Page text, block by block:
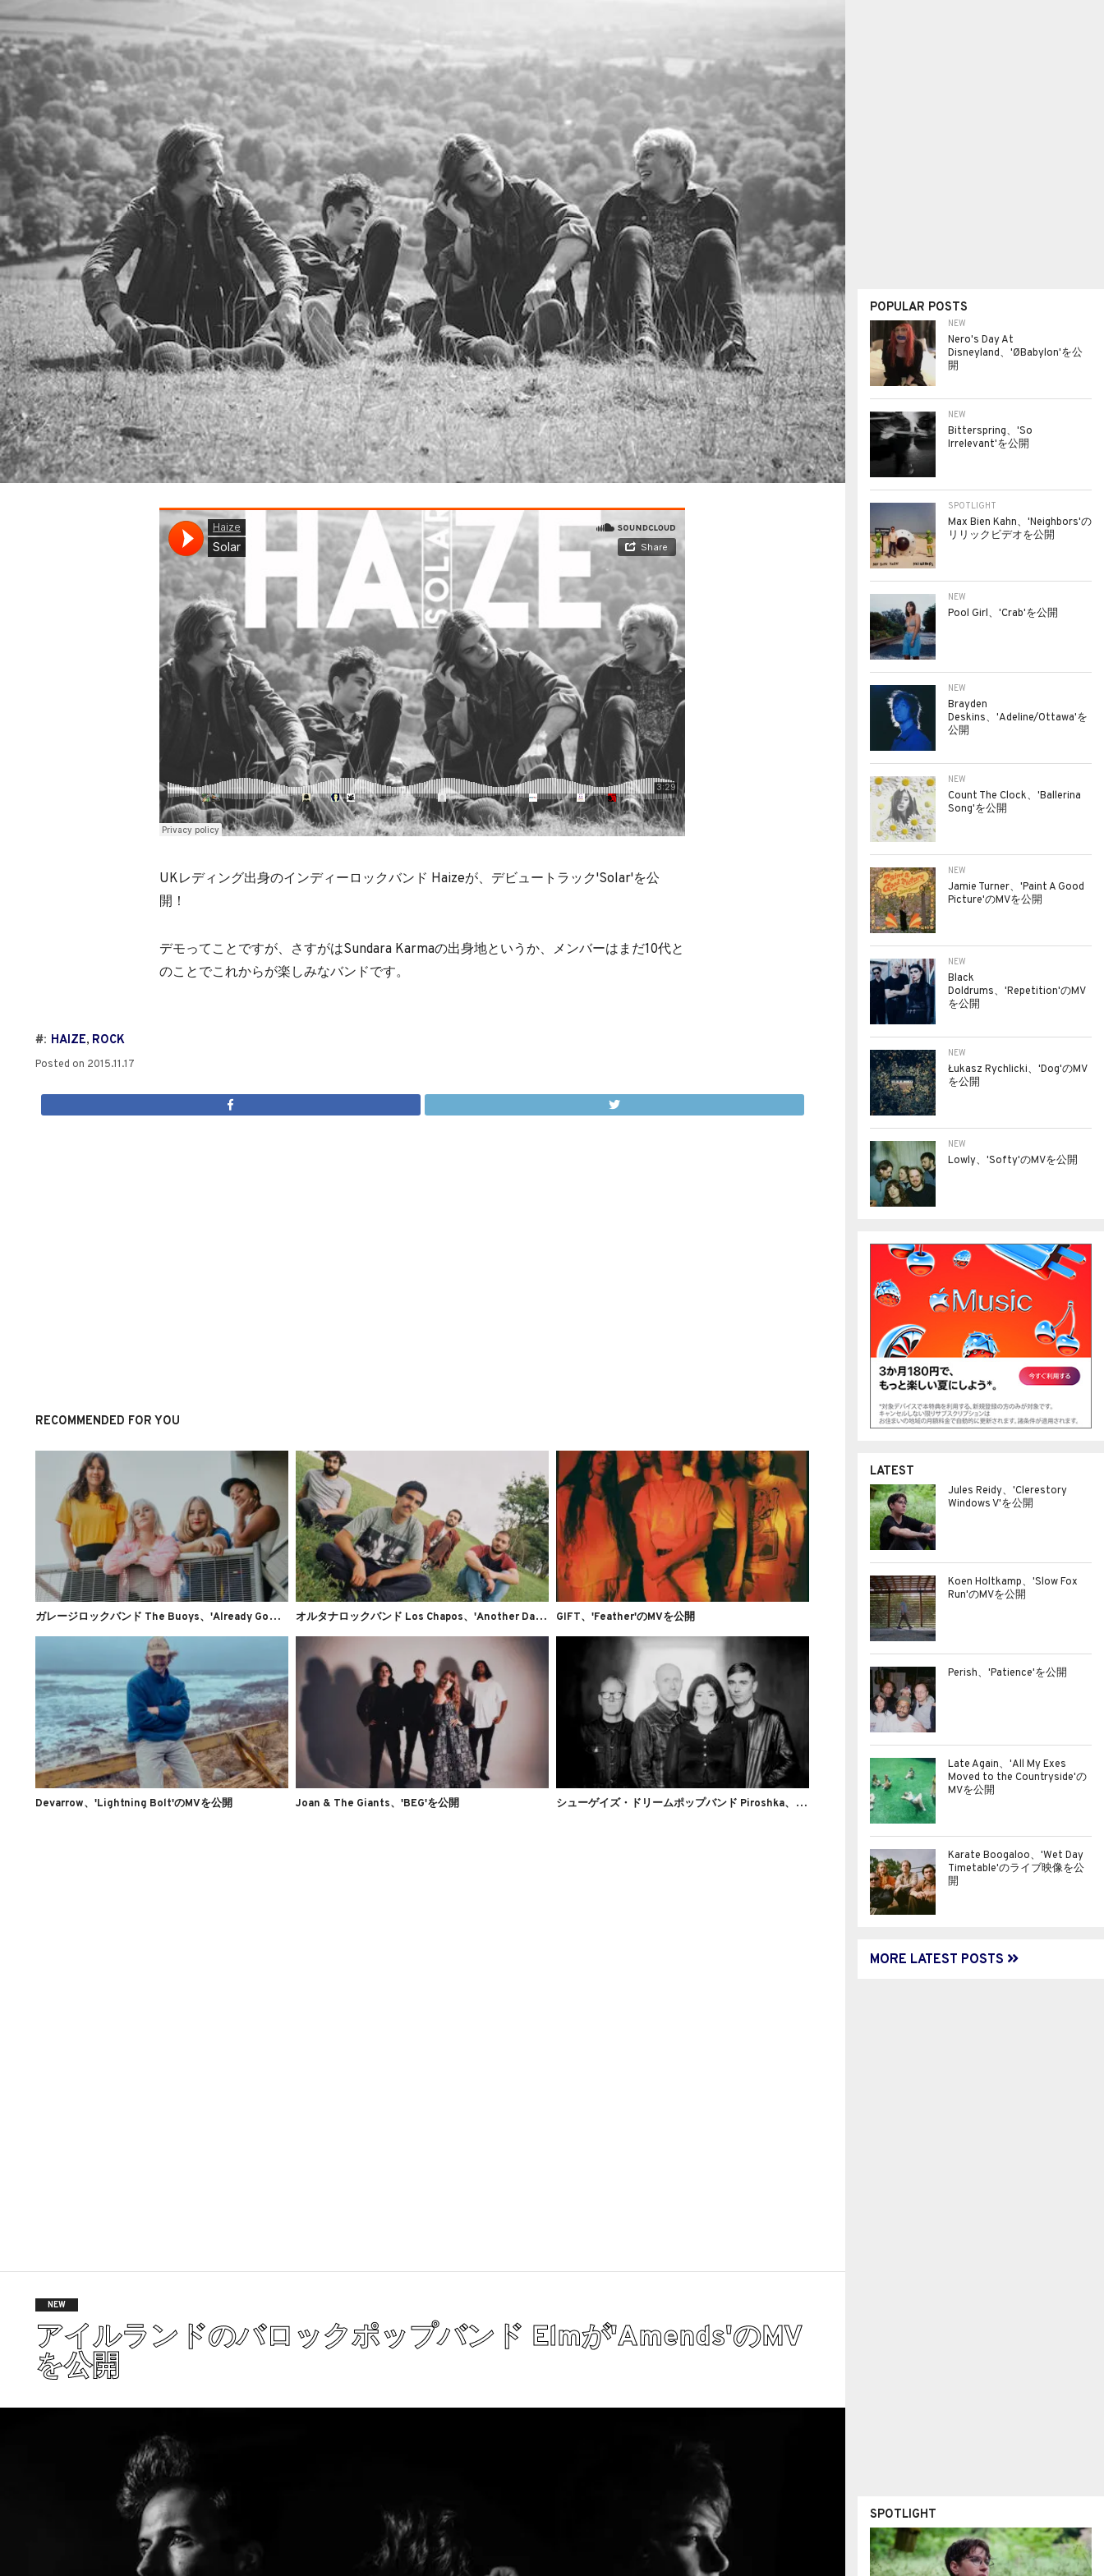
UKレディング出身のインディーロックバンド Haizeが、デビュートラック'Solar'を公
開！
デモってことですが、さすがはSundara Karmaの出身地というか、メンバーはまだ10代と
のことでこれからが楽しみなバンドです。
#: HAIZE, ROCK
Posted on 2015.11.17
RECOMMENDED FOR YOU
ガ
レージロックバンド The Buoys、'Already Gone'のMVを公開 オ
ルタナロックバンド Los Chapos、'Another Day at the Firm'のMVを公開 GIFT、'Feather'のMVを公開
Devarrow、'Lightning Bolt'のMVを公開 Joan & The Giants、'BEG'を公開 シ
ューゲイズ・ドリームポップバンド Piroshka、'Scratching At The Lid'のMVを公開
NEW
アイルランドのバロックポップバンド Elmが'Amends'のMV
を公開
POPULAR POSTS
NEW
Nero's Day At
Disneyland、'ØBabylon'を公
開
NEW
Bitterspring、'So
Irrelevant'を公開
SPOTLIGHT
Max Bien Kahn、'Neighbors'の
リリックビデオを公開
NEW
Pool Girl、'Crab'を公開
NEW
Brayden
Deskins、'Adeline/Ottawa'を
公開
NEW
Count The Clock、'Ballerina
Song'を公開
NEW
Jamie Turner、'Paint A Good
Picture'のMVを公開
NEW
Black
Doldrums、'Repetition'のMV
を公開
NEW
Łukasz Rychlicki、'Dog'のMV
を公開
NEW
Lowly、'Softy'のMVを公開
LATEST
Jules Reidy、'Clerestory
Windows V'を公開
Koen Holtkamp、'Slow Fox
Run'のMVを公開
Perish、'Patience'を公開
Late Again、'All My Exes
Moved to the Countryside'の
MVを公開
Karate Boogaloo、'Wet Day
Timetable'のライブ映像を公
開
MORE LATEST POSTS
SPOTLIGHT